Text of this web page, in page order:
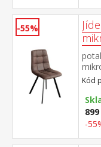
-55%
Kód
-